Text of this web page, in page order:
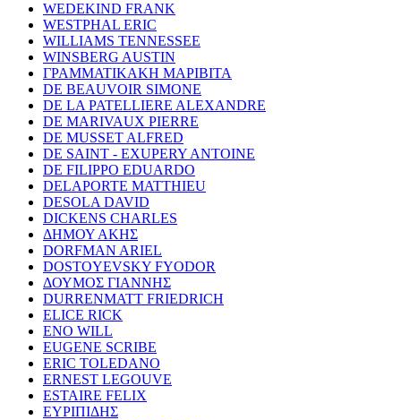
WEDEKIND FRANK
WESTPHAL ERIC
WILLIAMS TENNESSEE
WINSBERG AUSTIN
ΓΡΑΜΜΑΤΙΚΑΚΗ ΜΑΡΙΒΙΤΑ
DE BEAUVOIR SIMONE
DE LA PATELLIERE ALEXANDRE
DE MARIVAUX PIERRE
DE MUSSET ALFRED
DE SAINT - EXUPERY ANTOINE
DE FILIPPO EDUARDO
DELAPORTE MATTHIEU
DESOLA DAVID
DICKENS CHARLES
ΔΗΜΟΥ ΑΚΗΣ
DORFMAN ARIEL
DOSTOYEVSKY FYODOR
ΔΟΥΜΟΣ ΓΙΑΝΝΗΣ
DURRENMATT FRIEDRICH
ELICE RICK
ENO WILL
EUGENE SCRIBE
ERIC TOLEDANO
ERNEST LEGOUVE
ESTAIRE FELIX
ΕΥΡΙΠΙΔΗΣ